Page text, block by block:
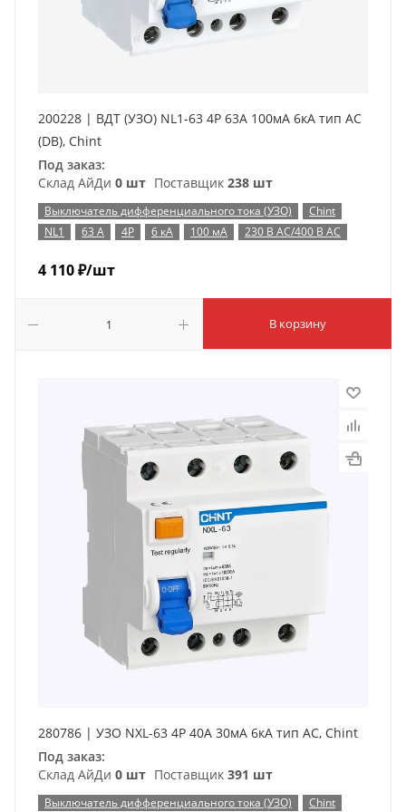
200228 | ВДТ (УЗО) NL1-63 4P 63А 100мА 6кА тип AC
(DB), Chint
Под заказ:
Склад АйДи 0 шт Поставщик 238 шт
Выключатель дифференциального тока (УЗО)
Chint
NL1
63 А 4P 6 кА 100 мА 230 В AC/400 В AC
4 110₽/шт
В корзину
280786 | УЗО NXL-63 4P 40А 30мА 6кА тип AC, Chint
Под заказ:
Склад АйДи 0 шт Поставщик 391 шт
Выключатель дифференциального тока (УЗО) Chint